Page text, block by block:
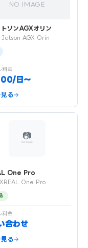
NO IMAGE
トソンAGXオリン
Jetson AGX Orin
料金
日〜
る
One Pro
One Pro
料金
合わせ
る